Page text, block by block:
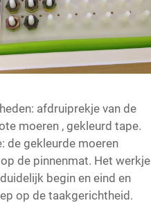
afdruiprekje van de
moeren , gekleurd tape.
de gekleurde moeren
de pinnenmat. Het werkje
begin en eind en
op de taakgerichtheid.